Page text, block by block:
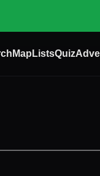
Map ListsQuiz